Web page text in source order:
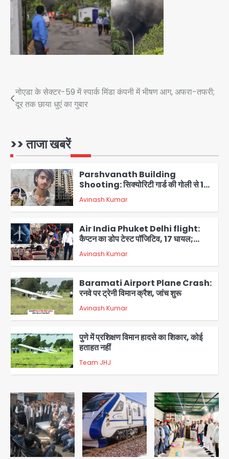
Post
navigation
नोएडा के सेक्टर-59 में स्पार्क मिंडा कंपनी में भीषण आग, अफरा-तफरी;
दूर तक छाया धुएं का गुबार
>> ताजा खबरें
Baramati Airport Plane Crash:
रनवे पर ट्रेनी विमान क्रैश, जांच शुरू
Avinash Kumar
5 Team JHJ
1
2
Parshvanath Building
Shooting: सिक्योरिटी गार्ड की गोली से 17
वर्षीय किशोर की मौत
Avinash Kumar
3
Air India Phuket Delhi flight:
कैप्टन का डोप टेस्ट पॉजिटिव, 17 घायल;
DGCA जांच जारी
Avinash Kumar
4
Baramati Airport Plane Crash:
रनवे पर ट्रेनी विमान क्रैश, जांच शुरू
Avinash Kumar
5
पुणे में प्रशिक्षण विमान हादसे का शिकार, कोई
हताहत नहीं
Team JHJ
1
Zepto Dhoom: ग्रेटर नोएडा के धूम
मानिकपुर Zepto वेयरहाउस में वेतन कटौती
को लेकर 100 से ज्यादा कर्मचारियों का विरोध
प्रदर्शन
Avinash Kumar
Parshvanath Building
Shooting: सिक्योरिटी गार्ड की गोली से 17